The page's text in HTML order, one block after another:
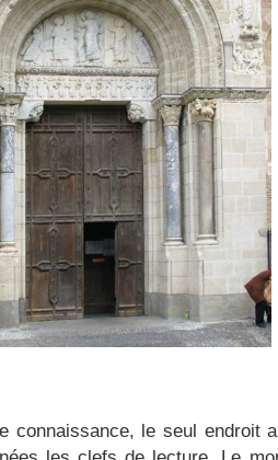
connaissance, le seul endroit